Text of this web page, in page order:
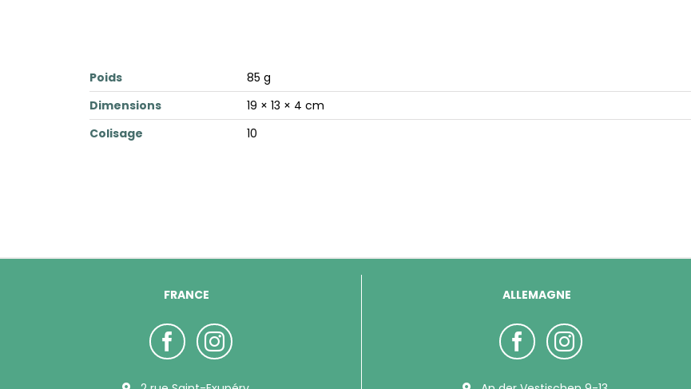
Poids
85 g
Dimensions
19 × 13 × 4 cm
Colisage
10
FRANCE ALLEMAGNE